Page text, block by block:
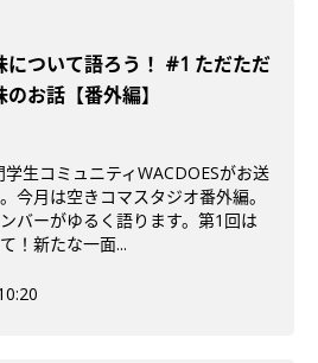
について語ろう！ #1 ただただ
のお話【番外編】
学生コミュニティWACDOESがお送
今月は空きコマスタジオ番外編。
バーがゆるく語ります。第1回は
！新たな一面...